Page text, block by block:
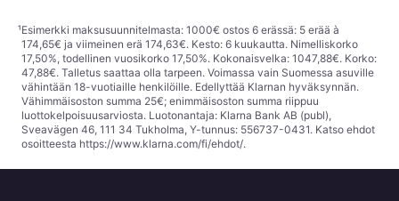
¹Esimerkki maksusuunnitelmasta: 1000€ ostos 6 erässä: 5 erää à
174,65€ ja viimeinen erä 174,63€. Kesto: 6 kuukautta. Nimelliskorko
17,50%, todellinen vuosikorko 17,50%. Kokonaisvelka: 1047,88€. Korko:
47,88€. Talletus saattaa olla tarpeen. Voimassa vain Suomessa asuville
vähintään 18-vuotiaille henkilöille. Edellyttää Klarnan hyväksynnän.
Vähimmäisoston summa 25€; enimmäisoston summa riippuu
luottokelpoisuusarviosta. Luotonantaja: Klarna Bank AB (publ),
Sveavägen 46, 111 34 Tukholma, Y-tunnus: 556737-0431. Katso ehdot
osoitteesta https://www.klarna.com/fi/ehdot/.